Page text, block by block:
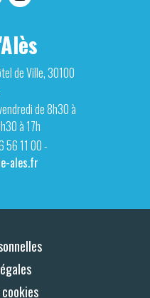
de Ville, 30100
de 8h30 à
à 17h
56 11 00 -
ales.fr